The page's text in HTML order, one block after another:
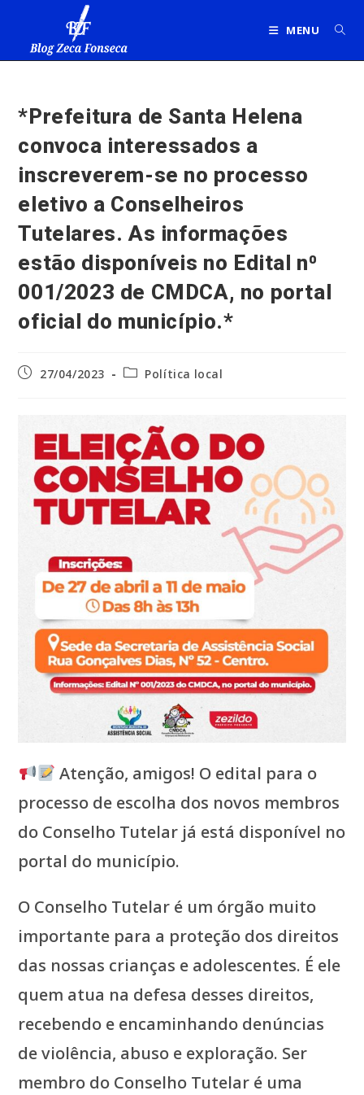
MENU
*Prefeitura de Santa Helena
convoca interessados a
inscreverem-se no processo
eletivo a Conselheiros
Tutelares. As informações
estão disponíveis no Edital n⁰
001/2023 de CMDCA, no portal
oficial do município.*
Post27/04/2023
Categoria
Política local
Atenção, amigos! O edital para o
processo de escolha dos novos membros
do Conselho Tutelar já está disponível no
portal do município.
O Conselho Tutelar é um órgão muito
importante para a proteção dos direitos
das nossas crianças e adolescentes. É ele
quem atua na defesa desses direitos,
recebendo e encaminhando denúncias
de violência, abuso e exploração. Ser
membro do Conselho Tutelar é uma